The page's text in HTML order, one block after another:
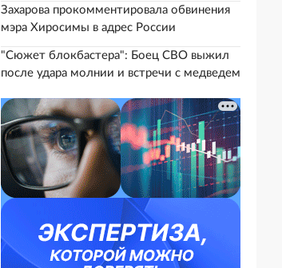
Захарова прокомментировала обвинения
мэра Хиросимы в адрес России
"Сюжет блокбастера": Боец СВО выжил
после удара молнии и встречи с медведем